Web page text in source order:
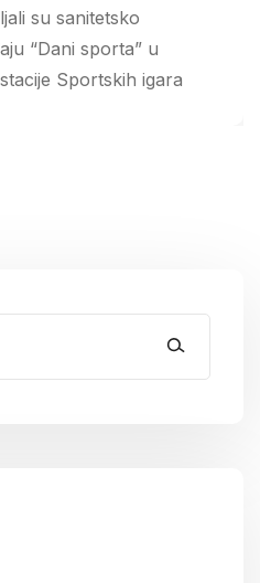
su sanitetsko
“Dani sporta” u
Sportskih igara